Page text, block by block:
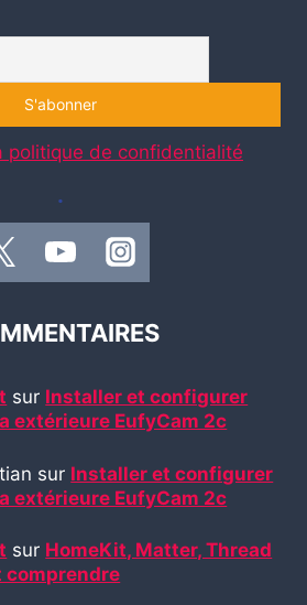
politique de confidentialité
.
sur Installer et configurer
extérieure EufyCam 2c
sur Installer et configurer
extérieure EufyCam 2c
sur HomeKit, Matter, Thread
comprendre